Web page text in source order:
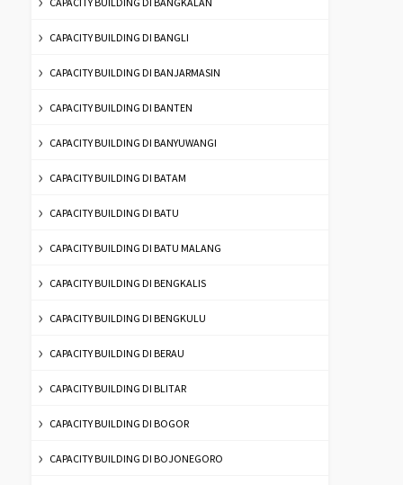
CAPACITY BUILDING DI BANGLI
CAPACITY BUILDING DI BANJARMASIN
CAPACITY BUILDING DI BANTEN
CAPACITY BUILDING DI BANYUWANGI
CAPACITY BUILDING DI BATAM
CAPACITY BUILDING DI BATU
CAPACITY BUILDING DI BATU MALANG
CAPACITY BUILDING DI BENGKALIS
CAPACITY BUILDING DI BENGKULU
CAPACITY BUILDING DI BERAU
CAPACITY BUILDING DI BLITAR
CAPACITY BUILDING DI BOGOR
CAPACITY BUILDING DI BOJONEGORO